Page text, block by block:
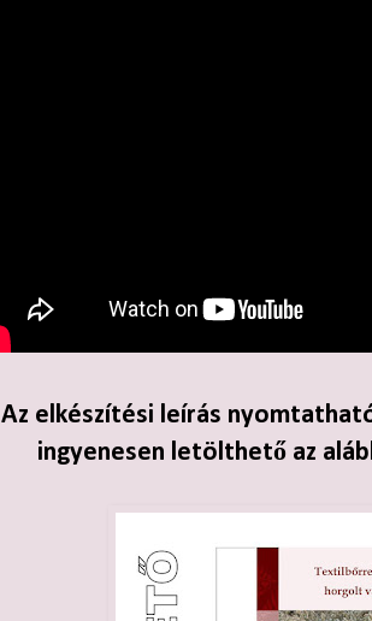
Az elkészítési leírás
ingyenesen letölthető az